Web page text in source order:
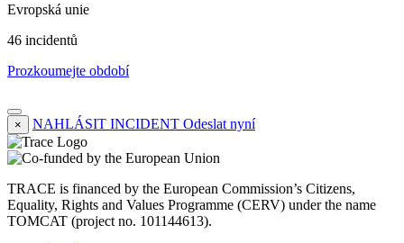
Evropská unie
46 incidentů
Prozkoumejte období
× NAHLÁSIT INCIDENT Odeslat nyní
TRACE is financed by the European Commission’s Citizens,
Equality, Rights and Values Programme (CERV) under the name
TOMCAT (project no. 101144613).